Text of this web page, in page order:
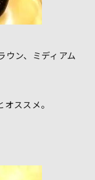
ウン、ミディアム
ススメ。